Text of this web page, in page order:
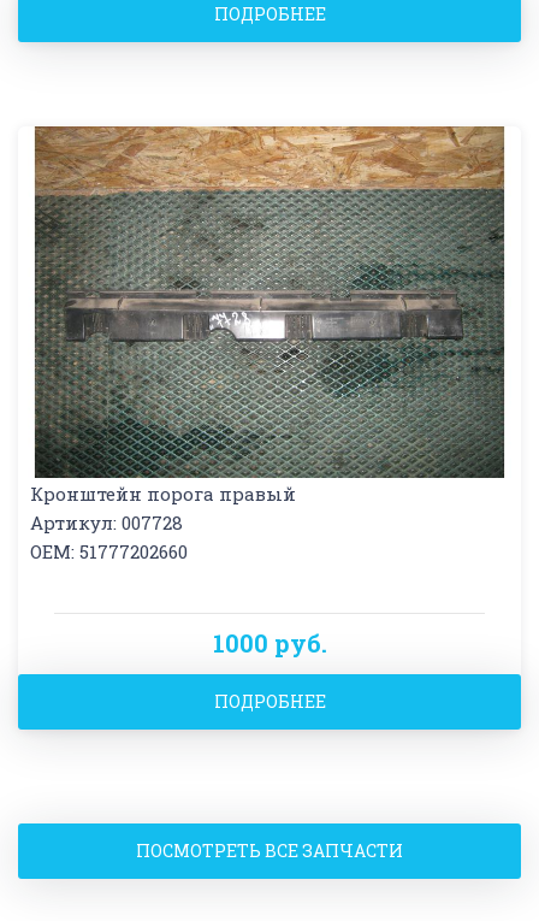
ПОДРОБНЕЕ
Кронштейн порога правый
Артикул: 007728
OEM: 51777202660
1000 руб.
ПОДРОБНЕЕ
ПОСМОТРЕТЬ ВСЕ ЗАПЧАСТИ